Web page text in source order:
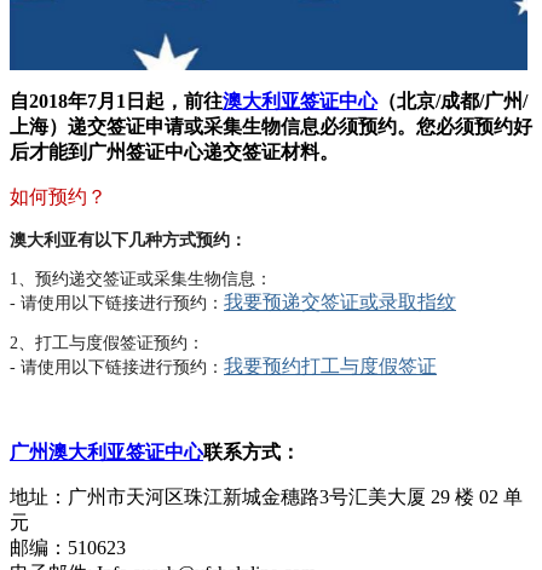
自2018年7月1日起，前往澳大利亚签证中心（北京/成都/广州/
上海）递交签证申请或采集生物信息必须预约。您必须预约好
后才能到广州签证中心递交签证材料。
如何预约？
澳大利亚有以下几种方式预约：
1、预约递交签证或采集生物信息：
- 请使用以下链接进行预约： 我要预递交签证或录取指纹
2、打工与度假签证预约：
- 请使用以下链接进行预约： 我要预约打工与度假签证
广州澳大利亚签证中心联系方式：
地址：广州市天河区珠江新城金穗路3号汇美大厦 29 楼 02 单
元
邮编：510623